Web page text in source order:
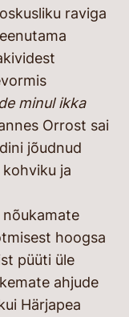
raviga
minul ikka
Orrost sai
jõudnud
ja
nõukamate
hoogsa
püüti üle
ahjude
Härjapea